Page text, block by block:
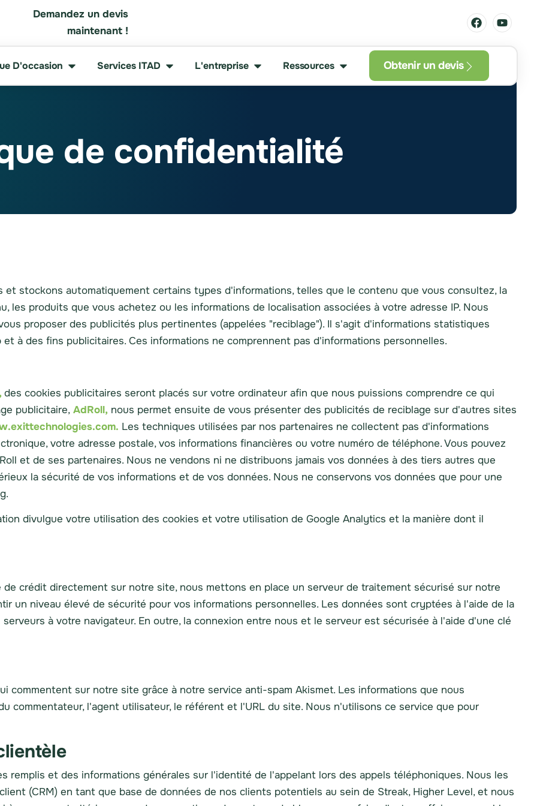
Demandez un devis
maintenant !
D'occasion Services ITAD L'entreprise Ressources Obtenir un devis
de confidentialité
et stockons automatiquement certains types d'informations, telles que le contenu que vous consultez, la
les produits que vous achetez ou les informations de localisation associées à votre adresse IP. Nous
proposer des publicités plus pertinentes (appelées "reciblage"). Il s'agit d'informations statistiques
à des fins publicitaires. Ces informations ne comprennent pas d'informations personnelles.
des cookies publicitaires seront placés sur votre ordinateur afin que nous puissions comprendre ce qui
publicitaire, AdRoll, nous permet ensuite de vous présenter des publicités de reciblage sur d'autres sites
Les techniques utilisées par nos partenaires ne collectent pas d'informations
votre adresse postale, vos informations financières ou votre numéro de téléphone. Vous pouvez
et de ses partenaires. Nous ne vendons ni ne distribuons jamais vos données à des tiers autres que
la sécurité de vos informations et de vos données. Nous ne conservons vos données que pour une
divulgue votre utilisation des cookies et votre utilisation de Google Analytics et la manière dont il
crédit directement sur notre site, nous mettons en place un serveur de traitement sécurisé sur notre
un niveau élevé de sécurité pour vos informations personnelles. Les données sont cryptées à l'aide de la
à votre navigateur. En outre, la connexion entre nous et le serveur est sécurisée à l'aide d'une clé
commentent sur notre site grâce à notre service anti-spam Akismet. Les informations que nous
commentateur, l'agent utilisateur, le référent et l'URL du site. Nous n'utilisons ce service que pour
remplis et des informations générales sur l'identité de l'appelant lors des appels téléphoniques. Nous les
(CRM) en tant que base de données de nos clients potentiels au sein de Streak, Higher Level, et nous